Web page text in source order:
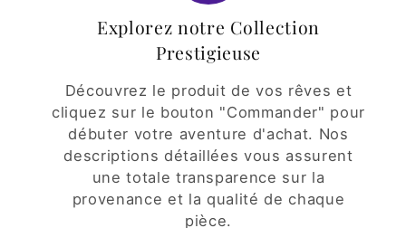
Explorez notre Collection
Prestigieuse
Découvrez le produit de vos rêves et
cliquez sur le bouton "Commander" pour
débuter votre aventure d'achat. Nos
descriptions détaillées vous assurent
une totale transparence sur la
provenance et la qualité de chaque
pièce.